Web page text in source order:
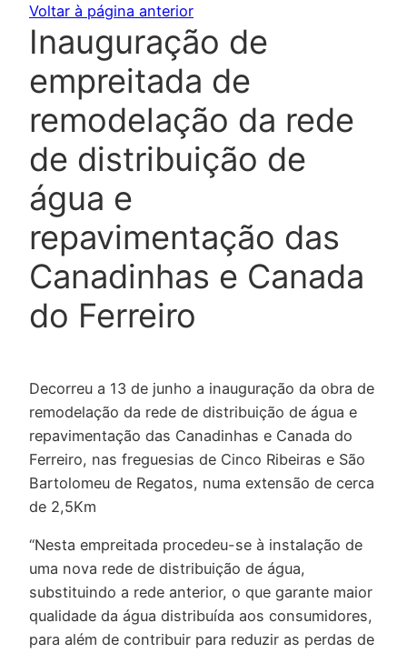
Voltar à página anterior
Inauguração de
empreitada de
remodelação da rede
de distribuição de
água e
repavimentação das
Canadinhas e Canada
do Ferreiro
Decorreu a 13 de junho a inauguração da obra de
remodelação da rede de distribuição de água e
repavimentação das Canadinhas e Canada do
Ferreiro, nas freguesias de Cinco Ribeiras e São
Bartolomeu de Regatos, numa extensão de cerca
de 2,5Km
“Nesta empreitada procedeu-se à instalação de
uma nova rede de distribuição de água,
substituindo a rede anterior, o que garante maior
qualidade da água distribuída aos consumidores,
para além de contribuir para reduzir as perdas de